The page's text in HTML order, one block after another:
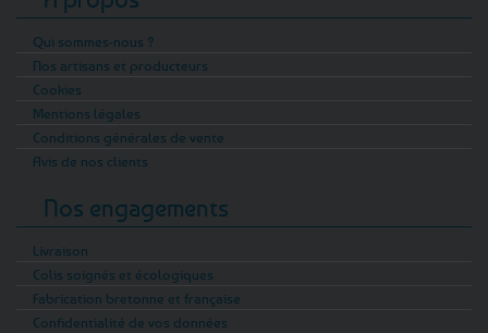
café en terrasse qu’un goûter après une
dehors mais avec style. Des accessoires aux
petits détails bien pensés : chaussures en
toile aux couleurs bretonnes, porte-clé tong
pratiques pour transporter vos trésors de
protéger d’une ondée passagère sans oublier
lunettes de soleil drapeau breton : la sélection
Été / Hañv est faite pour vous accompagner
Qui sommes-nous ?
Nos artisans et producteurs
Cookies
Mentions légales
Conditions générales de vente
Avis de nos clients
Nos engagements
Livraison
Colis soignés et écologiques
Fabrication bretonne et française
Confidentialité de vos données